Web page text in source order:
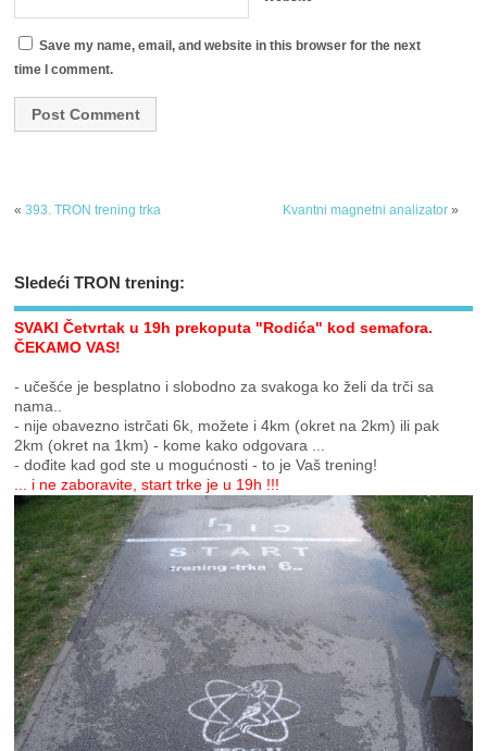
Save my name, email, and website in this browser for the next
time I comment.
«393. TRON trening trka Kvantni magnetni analizator»
Sledeći TRON trening:
SVAKI Četvrtak u 19h prekoputa "Rodića" kod semafora.
ČEKAMO VAS!
- učešće je besplatno i slobodno za svakoga ko želi da trči sa
nama..
- nije obavezno istrčati 6k, možete i 4km (okret na 2km) ili pak
2km (okret na 1km) - kome kako odgovara ...
- dođite kad god ste u mogućnosti - to je Vaš trening!
... i ne zaboravite, start trke je u 19h !!!